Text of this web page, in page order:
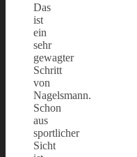
Das
ist
ein
sehr
gewagter
Schritt
von
Nagelsmann.
Schon
aus
sportlicher
Sicht